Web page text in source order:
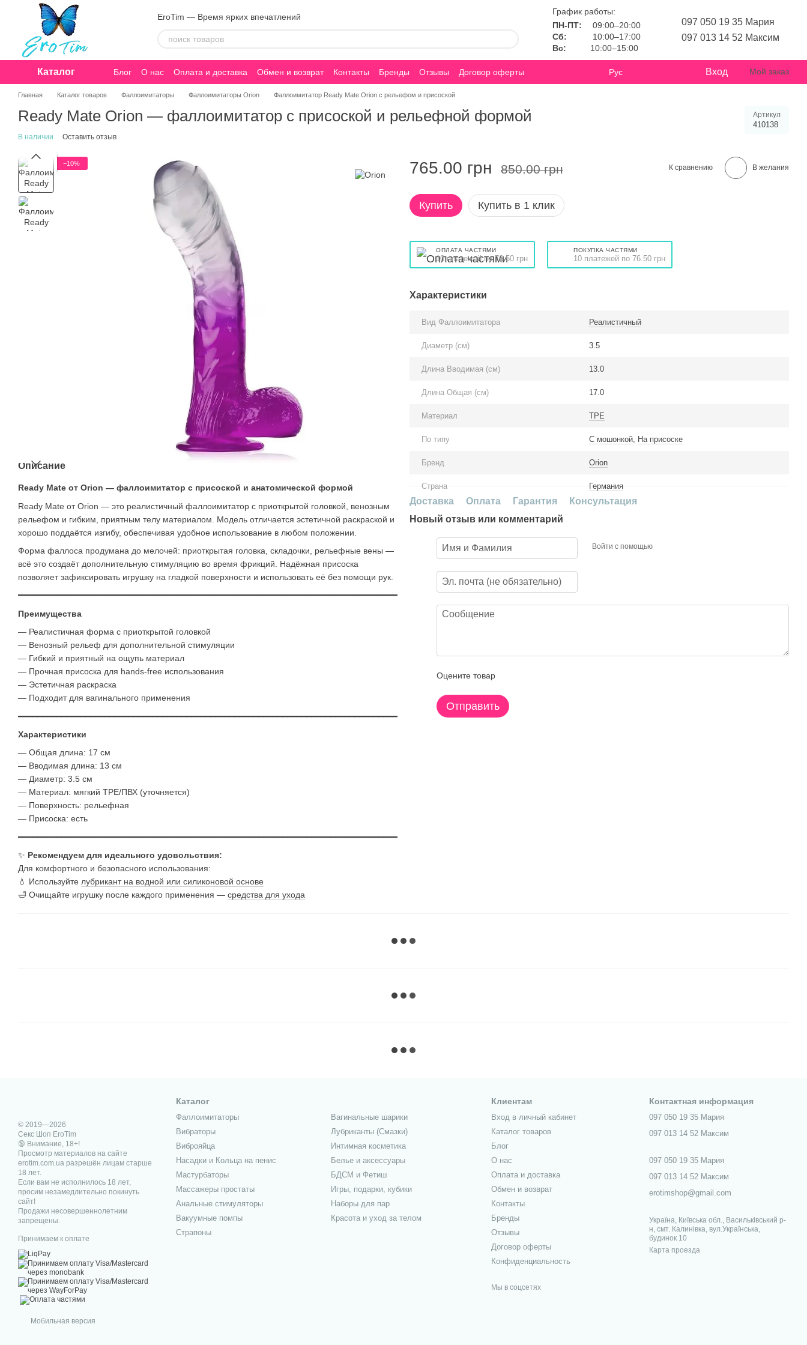
Перейти к основному контенту
EroTim — Время ярких впечатлений
График работы:
ПН-ПТ:
09:00–20:00
Сб:
10:00–17:00
Вс:
10:00–15:00
097 050 19 35 Мария
097 013 14 52 Максим
Каталог Блог О нас Оплата и доставка Обмен и возврат Контакты Бренды Отзывы
Договор оферты
Конфиденциальность
Рус Вход Мой заказ
Главная Каталог товаров Фаллоимитаторы Фаллоимитаторы Orion Фаллоимитатор Ready Mate Orion с рельефом и присоской
Ready Mate Orion — фаллоимитатор с присоской и рельефной формой Артикул
410138
В наличии Оставить отзыв
−10%
Описание
Ready Mate от Orion — фаллоимитатор с присоской и анатомической формой
Ready Mate от Orion — это реалистичный фаллоимитатор с приоткрытой головкой, венозным
рельефом и гибким, приятным телу материалом. Модель отличается эстетичной раскраской и
хорошо поддаётся изгибу, обеспечивая удобное использование в любом положении.
Форма фаллоса продумана до мелочей: приоткрытая головка, складочки, рельефные вены —
всё это создаёт дополнительную стимуляцию во время фрикций. Надёжная присоска
позволяет зафиксировать игрушку на гладкой поверхности и использовать её без помощи рук.
━━━━━━━━━━━━━━━━━━━━━━━━━━━━━━━━━━━━━━━━━━━━━━━━━━━━━━━━━━━━━━━━━━━━━━━━━━━━━━━
Преимущества
— Реалистичная форма с приоткрытой головкой
— Венозный рельеф для дополнительной стимуляции
— Гибкий и приятный на ощупь материал
— Прочная присоска для hands-free использования
— Эстетичная раскраска
— Подходит для вагинального применения
━━━━━━━━━━━━━━━━━━━━━━━━━━━━━━━━━━━━━━━━━━━━━━━━━━━━━━━━━━━━━━━━━━━━━━━━━━━━━━━
Характеристики
— Общая длина: 17 см
— Вводимая длина: 13 см
— Диаметр: 3.5 см
— Материал: мягкий TPE/ПВХ (уточняется)
— Поверхность: рельефная
— Присоска: есть
━━━━━━━━━━━━━━━━━━━━━━━━━━━━━━━━━━━━━━━━━━━━━━━━━━━━━━━━━━━━━━━━━━━━━━━━━━━━━━━
✨ Рекомендуем для идеального удовольствия:
Для комфортного и безопасного использования:
💧 Используйте лубрикант на водной или силиконовой основе
🛁 Очищайте игрушку после каждого применения — средства для ухода
765.00 грн 850.00 грн К сравнению В желания
Купить Купить в 1 клик
ОПЛАТА ЧАСТЯМИ
10 платежей по 76.50 грн
ПОКУПКА ЧАСТЯМИ
10 платежей по 76.50 грн
Характеристики
Вид Фаллоимитатора Реалистичный
Диаметр (см) 3.5
Длина Вводимая (см) 13.0
Длина Общая (см) 17.0
Материал TPE
По типу С мошонкой, На присоске
Бренд Orion
Страна Германия
Доставка Оплата Гарантия
Консультация
Новый отзыв или комментарий
Войти с помощью
Оцените товар
Отправить
© 2019—2026
Секс Шоп EroTim
🔞 Внимание, 18+!
Просмотр материалов на сайте
erotim.com.ua разрешён лицам старше
18 лет.
Если вам не исполнилось 18 лет,
просим незамедлительно покинуть
сайт!
Продажи несовершеннолетним
запрещены.
Принимаем к оплате
Мобильная версия
Каталог
Фаллоимитаторы
Вибраторы
Виброяйца
Насадки и Кольца на пенис
Мастурбаторы
Массажеры простаты
Анальные стимуляторы
Вакуумные помпы
Страпоны
Вагинальные шарики
Лубриканты (Смазки)
Интимная косметика
Белье и аксессуары
БДСМ и Фетиш
Игры, подарки, кубики
Наборы для пар
Красота и уход за телом
Клиентам
Вход в личный кабинет
Каталог товаров
Блог
О нас
Оплата и доставка
Обмен и возврат
Контакты
Бренды
Отзывы
Договор оферты
Конфиденциальность
Мы в соцсетях
Контактная информация
097 050 19 35 Мария
097 013 14 52 Максим
097 050 19 35 Мария
097 013 14 52 Максим
erotimshop@gmail.com
Україна, Київська обл., Васильківський р-
н, смт. Калинівка, вул.Українська,
будинок 10
Карта проезда